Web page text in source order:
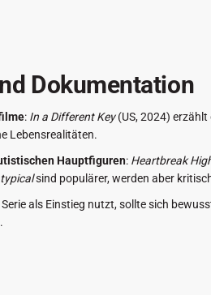
Dokumentation
: In a Different Key(US, 2024) erzählt
Lebensrealitäten.
Hauptfiguren: Heartbreak
sind populärer, werden aber
Serie als Einstieg nutzt, sollte sich